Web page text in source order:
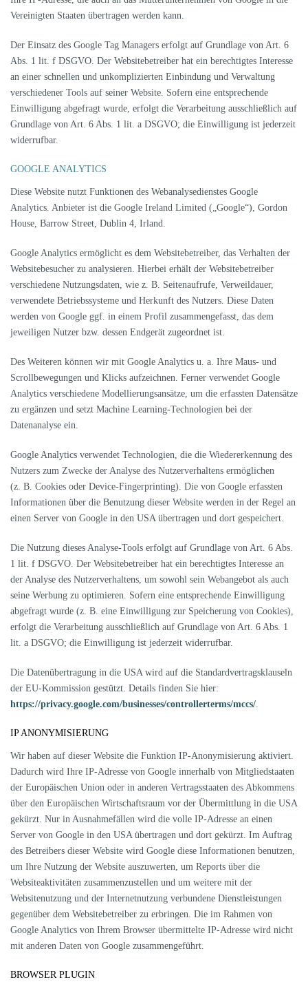
Vereinigten Staaten übertragen werden kann.
Der Einsatz des Google Tag Managers erfolgt auf Grundlage von Art. 6
Abs. 1 lit. f DSGVO. Der Websitebetreiber hat ein berechtigtes Interesse
an einer schnellen und unkomplizierten Einbindung und Verwaltung
verschiedener Tools auf seiner Website. Sofern eine entsprechende
Einwilligung abgefragt wurde, erfolgt die Verarbeitung ausschließlich auf
Grundlage von Art. 6 Abs. 1 lit. a DSGVO; die Einwilligung ist jederzeit
widerrufbar.
GOOGLE ANALYTICS
Diese Website nutzt Funktionen des Webanalysedienstes Google
Analytics. Anbieter ist die Google Ireland Limited („Google“), Gordon
House, Barrow Street, Dublin 4, Irland.
Google Analytics ermöglicht es dem Websitebetreiber, das Verhalten der
Websitebesucher zu analysieren. Hierbei erhält der Websitebetreiber
verschiedene Nutzungsdaten, wie z. B. Seitenaufrufe, Verweildauer,
verwendete Betriebssysteme und Herkunft des Nutzers. Diese Daten
werden von Google ggf. in einem Profil zusammengefasst, das dem
jeweiligen Nutzer bzw. dessen Endgerät zugeordnet ist.
Des Weiteren können wir mit Google Analytics u. a. Ihre Maus- und
Scrollbewegungen und Klicks aufzeichnen. Ferner verwendet Google
Analytics verschiedene Modellierungsansätze, um die erfassten Datensätze
zu ergänzen und setzt Machine Learning-Technologien bei der
Datenanalyse ein.
Google Analytics verwendet Technologien, die die Wiedererkennung des
Nutzers zum Zwecke der Analyse des Nutzerverhaltens ermöglichen
(z. B. Cookies oder Device-Fingerprinting). Die von Google erfassten
Informationen über die Benutzung dieser Website werden in der Regel an
einen Server von Google in den USA übertragen und dort gespeichert.
Die Nutzung dieses Analyse-Tools erfolgt auf Grundlage von Art. 6 Abs.
1 lit. f DSGVO. Der Websitebetreiber hat ein berechtigtes Interesse an
der Analyse des Nutzerverhaltens, um sowohl sein Webangebot als auch
seine Werbung zu optimieren. Sofern eine entsprechende Einwilligung
abgefragt wurde (z. B. eine Einwilligung zur Speicherung von Cookies),
erfolgt die Verarbeitung ausschließlich auf Grundlage von Art. 6 Abs. 1
lit. a DSGVO; die Einwilligung ist jederzeit widerrufbar.
Die Datenübertragung in die USA wird auf die Standardvertragsklauseln
der EU-Kommission gestützt. Details finden Sie hier:
https://privacy.google.com/businesses/controllerterms/mccs/.
IP ANONYMISIERUNG
Wir haben auf dieser Website die Funktion IP-Anonymisierung aktiviert.
Dadurch wird Ihre IP-Adresse von Google innerhalb von Mitgliedstaaten
der Europäischen Union oder in anderen Vertragsstaaten des Abkommens
über den Europäischen Wirtschaftsraum vor der Übermittlung in die USA
gekürzt. Nur in Ausnahmefällen wird die volle IP-Adresse an einen
Server von Google in den USA übertragen und dort gekürzt. Im Auftrag
des Betreibers dieser Website wird Google diese Informationen benutzen,
um Ihre Nutzung der Website auszuwerten, um Reports über die
Websiteaktivitäten zusammenzustellen und um weitere mit der
Websitenutzung und der Internetnutzung verbundene Dienstleistungen
gegenüber dem Websitebetreiber zu erbringen. Die im Rahmen von
Google Analytics von Ihrem Browser übermittelte IP-Adresse wird nicht
mit anderen Daten von Google zusammengeführt.
BROWSER PLUGIN